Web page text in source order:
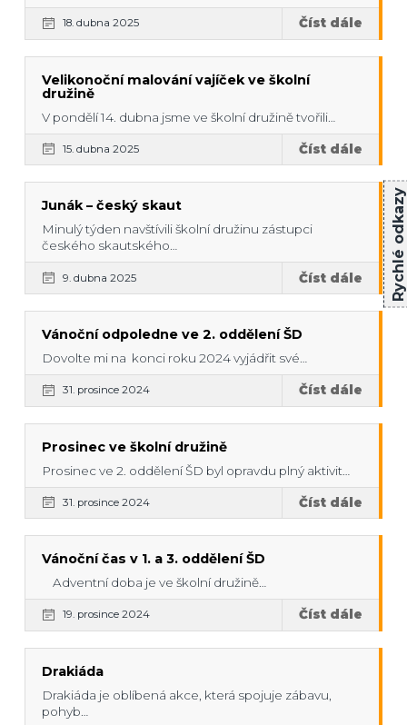
Rychlé odkazy
18. dubna 2025 Číst dále
Velikonoční malování vajíček ve školní
družině
V pondělí 14. dubna jsme ve školní družině tvořili…
15. dubna 2025 Číst dále
Junák – český skaut
Minulý týden navštívili školní družinu zástupci
českého skautského…
9. dubna 2025 Číst dále
Vánoční odpoledne ve 2. oddělení ŠD
Dovolte mi na konci roku 2024 vyjádřit své…
31. prosince 2024 Číst dále
Prosinec ve školní družině
Prosinec ve 2. oddělení ŠD byl opravdu plný aktivit…
31. prosince 2024 Číst dále
Vánoční čas v 1. a 3. oddělení ŠD
Adventní doba je ve školní družině…
19. prosince 2024 Číst dále
Drakiáda
Drakiáda je oblíbená akce, která spojuje zábavu,
pohyb…